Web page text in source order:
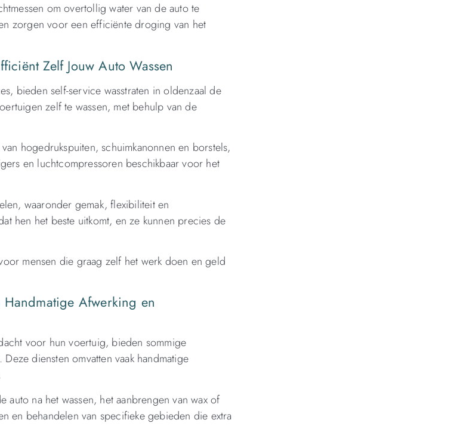
om overtollig water van de auto te
zorgen voor een efficiënte droging van het
Zelf Jouw Auto Wassen
bieden self-service wasstraten in oldenzaal de
zelf te wassen, met behulp van de
hogedrukspuiten, schuimkanonnen en borstels,
en luchtcompressoren beschikbaar voor het
waaronder gemak, flexibiliteit en
hen het beste uitkomt, en ze kunnen precies de
mensen die graag zelf het werk doen en geld
Handmatige Afwerking en
voor hun voertuig, bieden sommige
diensten omvatten vaak handmatige
auto na het wassen, het aanbrengen van wax of
en behandelen van specifieke gebieden die extra